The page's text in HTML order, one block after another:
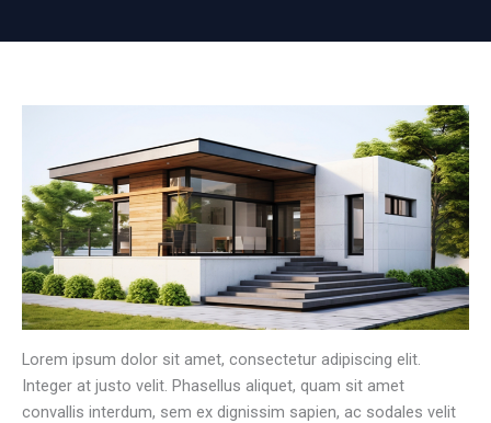
Lorem ipsum dolor sit amet, consectetur adipiscing elit.
Integer at justo velit. Phasellus aliquet, quam sit amet
convallis interdum, sem ex dignissim sapien, ac sodales velit